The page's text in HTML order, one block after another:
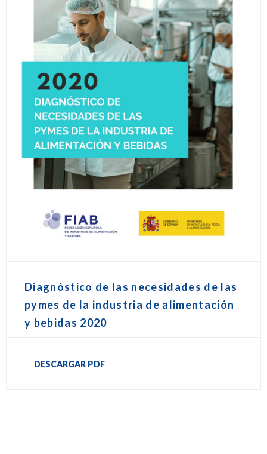
Diagnóstico de las necesidades de las
pymes de la industria de alimentación
y bebidas 2020
DESCARGAR PDF